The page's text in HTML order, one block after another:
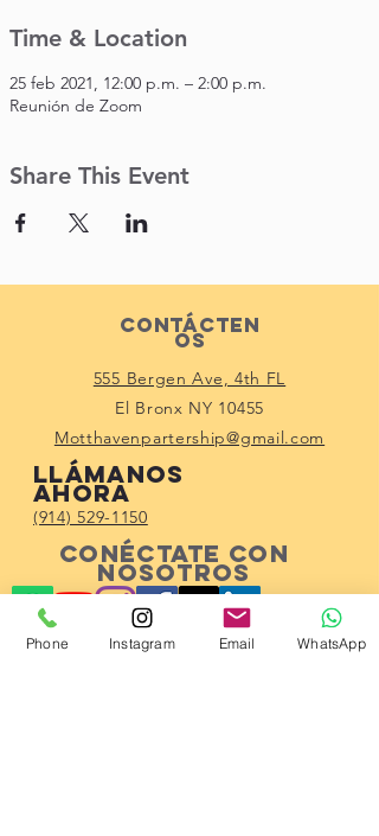
Time & Location
25 feb 2021, 12:00 p.m. – 2:00 p.m.
Reunión de Zoom
Share This Event
Contácten
os
555 Bergen Ave, 4th FL
El Bronx NY 10455
Motthavenpartership@gmail.com
Llámanos
ahora
(914) 529-1150
Conéctate con
nosotros
Phone Instagram Email WhatsApp